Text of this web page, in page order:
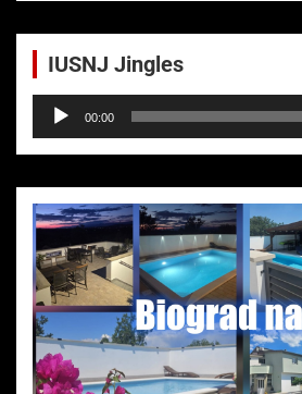
IUSNJ Jingles
Audio-
Player
00:00